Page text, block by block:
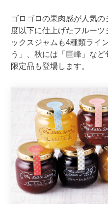
ゴロゴロの果肉感が人気
度以下に仕上げたフルーツ
ックスジャムも4種類ライ
う」、秋には「巨峰」な
限定品も登場します。